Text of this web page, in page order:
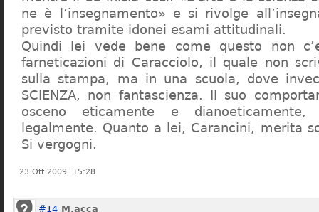
ne è l’insegnamento» e si rivolge
previsto tramite idonei esami attitudinali.
Quindi lei vede bene come questo non
farneticazioni di Caracciolo, il quale non
sulla stampa, ma in una scuola, dove
SCIENZA, non fantascienza. Il suo
osceno eticamente e dianoeticamente,
legalmente. Quanto a lei, Carancini, merita
Si vergogni.
23 Ott 2009, 15:28
#14 M.acca